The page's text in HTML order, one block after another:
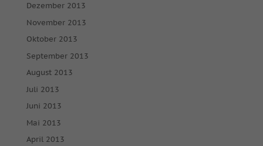
Dezember 2013
November 2013
Oktober 2013
September 2013
August 2013
Juli 2013
Juni 2013
Mai 2013
April 2013